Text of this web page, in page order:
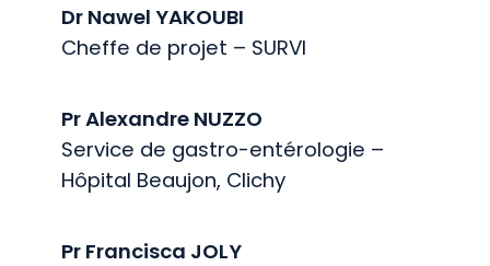
Dr Nawel YAKOUBI
Cheffe de projet – SURVI
Pr Alexandre NUZZO
Service de gastro-entérologie –
Hôpital Beaujon, Clichy
Pr Francisca JOLY